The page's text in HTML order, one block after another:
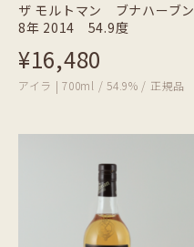
ザ モルトマン ブナハーブン
8年 2014 54.9度
¥16,480
アイラ | 700ml / 54.9% / 正規品